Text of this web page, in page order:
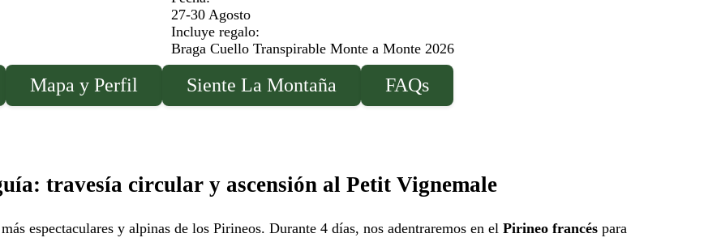
27-30 Agosto
Incluye regalo:
Braga Cuello Transpirable Monte a Monte 2026
Mapa y Perfil Siente La Montaña FAQs
travesía circular y ascensión al Petit Vignemale
espectaculares y alpinas de los Pirineos. Durante 4 días, nos adentraremos en el Pirineo francés para